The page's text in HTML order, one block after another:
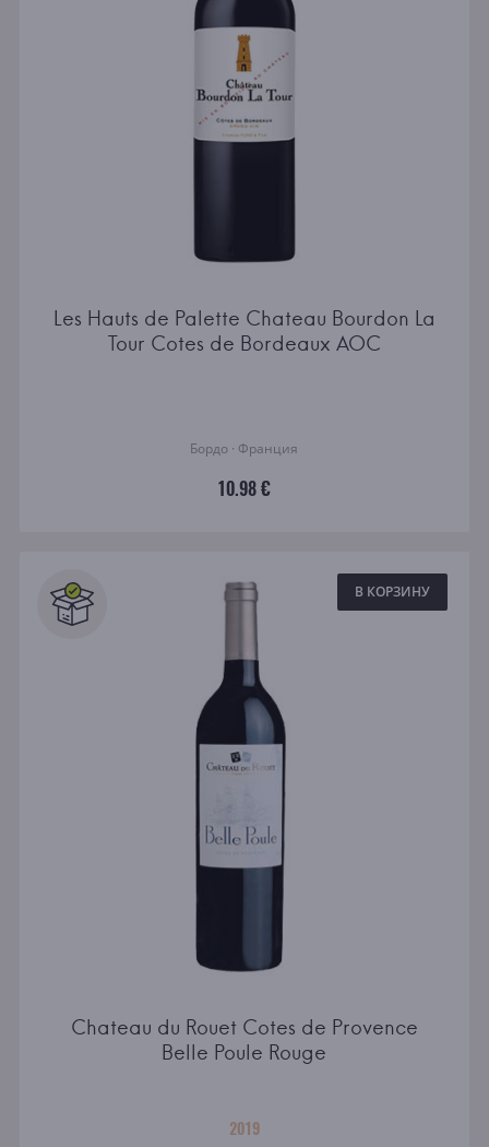
Les Hauts de Palette Chateau Bourdon La
Tour Cotes de Bordeaux AOC
Бордо · Франция
10.98 €
В КОРЗИНУ
Chateau du Rouet Cotes de Provence
Belle Poule Rouge
2019